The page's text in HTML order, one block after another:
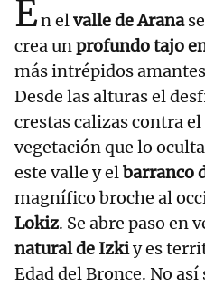
En elvalle de Arana
crea unprofundo tajo
más intrépidos
Desde las alturas el
crestas calizas contra
vegetación que lo
este valle y elbarranco
magnífico broche al
Lokiz. Se abre paso en
natural de Izkiy es
Edad del Bronce. No